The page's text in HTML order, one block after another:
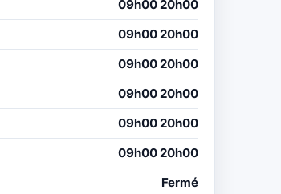
09h00 20h00
09h00 20h00
09h00 20h00
09h00 20h00
09h00 20h00
09h00 20h00
Fermé